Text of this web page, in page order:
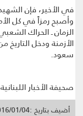
في الأخير، فإن الشهيد
وأصبح رمزاً في كل
الزمان ـ الحراك
الأزمنة ودخل التاريخ
سعود.
صحيفة الأخبار اللبنانية
أضيف بتاريخ :2016/01/04